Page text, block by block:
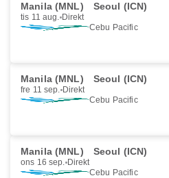
Manila (MNL) Seoul (ICN)
tis 11 aug. Direkt
Cebu Pacific
Manila (MNL) Seoul (ICN)
fre 11 sep. Direkt
Cebu Pacific
Manila (MNL) Seoul (ICN)
ons 16 sep. Direkt
Cebu Pacific